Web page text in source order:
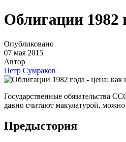
Облигации 1982
Опубликовано
07 мая 2015
Автор
Петр Сумраков
Государственные обязательства
давно считают макулатурой,
Предыстория